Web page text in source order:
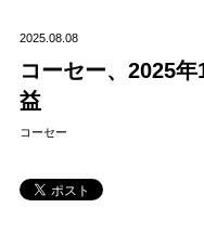
2025.08.08
コーセー、2025
益
コーセー